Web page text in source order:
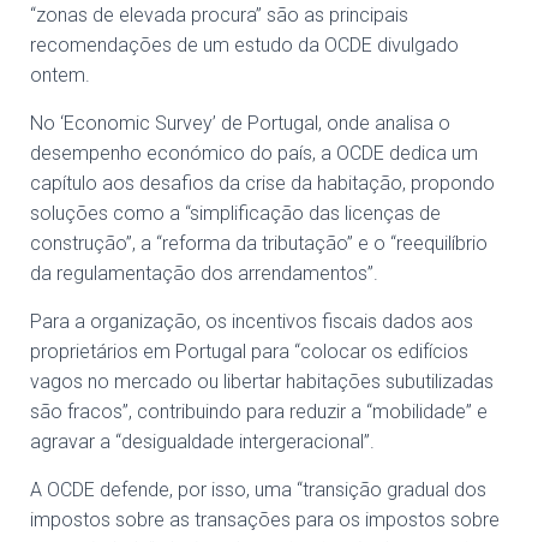
“zonas de elevada procura” são as principais
recomendações de um estudo da OCDE divulgado
ontem.
No ‘Economic Survey’ de Portugal, onde analisa o
desempenho económico do país, a OCDE dedica um
capítulo aos desafios da crise da habitação, propondo
soluções como a “simplificação das licenças de
construção”, a “reforma da tributação” e o “reequilíbrio
da regulamentação dos arrendamentos”.
Para a organização, os incentivos fiscais dados aos
proprietários em Portugal para “colocar os edifícios
vagos no mercado ou libertar habitações subutilizadas
são fracos”, contribuindo para reduzir a “mobilidade” e
agravar a “desigualdade intergeracional”.
A OCDE defende, por isso, uma “transição gradual dos
impostos sobre as transações para os impostos sobre